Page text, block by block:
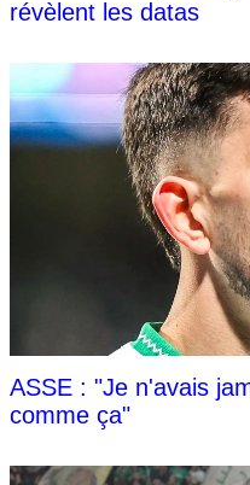
révèlent les datas
ASSE : "Je n'avais
comme ça"